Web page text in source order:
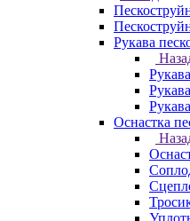
Рукава
Оснастка